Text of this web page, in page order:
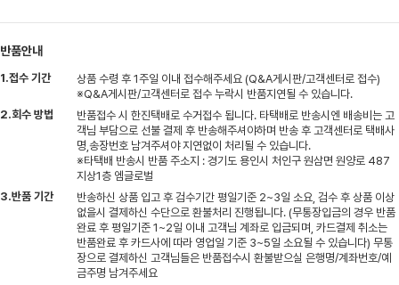
반품안내
1.접수 기간
상품 수령 후 1주일 이내 접수해주세요 (Q&A게시판/고객센터로 접수)
※Q&A게시판/고객센터로 접수 누락시 반품지연될 수 있습니다.
2.회수 방법
반품접수 시 한진택배로 수거접수 됩니다. 타택배로 반송시엔 배송비는 고
객님 부담으로 선불 결제 후 반송해주셔야하며 반송 후 고객센터로 택배사
명,송장번호 남겨주셔야 지연없이 처리될 수 있습니다.
※타택배 반송시 반품 주소지 : 경기도 용인시 처인구 원삼면 원양로 487
지상1층 엠글로벌
3.반품 기간
반송하신 상품 입고 후 검수기간 평일기준 2~3일 소요, 검수 후 상품 이상
없을시 결제하신 수단으로 환불처리 진행됩니다. (무통장입금의 경우 반품
완료 후 평일기준 1~2일 이내 고객님 계좌로 입금되며, 카드결제 취소는
반품완료 후 카드사에 따라 영업일 기준 3~5일 소요될 수 있습니다) 무통
장으로 결제하신 고객님들은 반품접수시 환불받으실 은행명/계좌번호/예
금주명 남겨주세요